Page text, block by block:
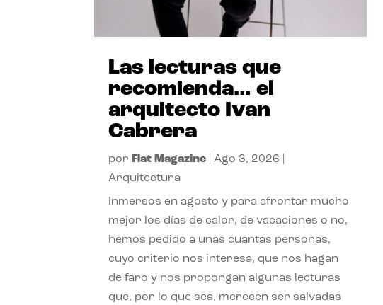
Las lecturas que
recomienda… el
arquitecto Ivan
Cabrera
por Flat Magazine |Ago 3, 2026
Arquitectura
Inmersos en agosto y para afrontar mucho
mejor los días de calor, de vacaciones o no,
hemos pedido a unas cuantas personas,
cuyo criterio nos interesa, que nos hagan
de faro y nos propongan algunas lecturas
que, por lo que sea, merecen ser salvadas